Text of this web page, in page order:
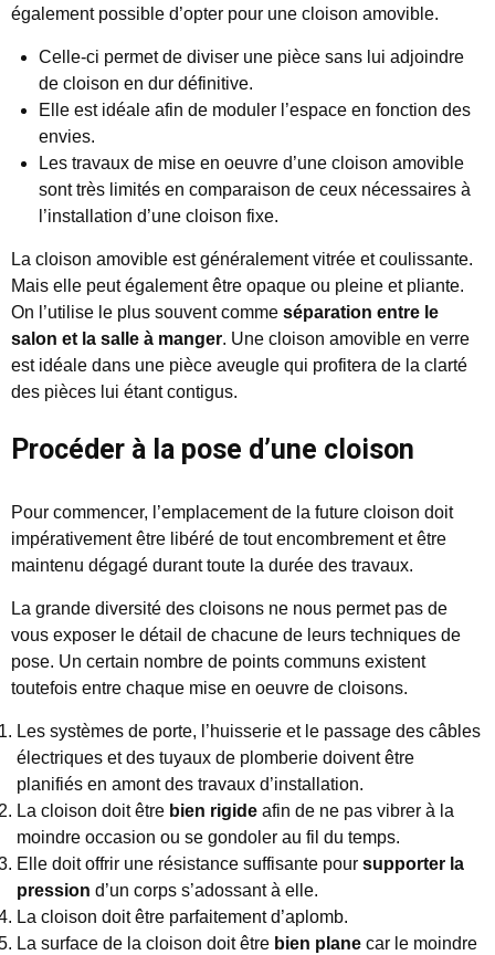
également possible d’opter pour une cloison amovible.
Celle-ci permet de diviser une pièce sans lui adjoindre
de cloison en dur définitive.
Elle est idéale afin de moduler l’espace en fonction des
envies.
Les travaux de mise en oeuvre d’une cloison amovible
sont très limités en comparaison de ceux nécessaires à
l’installation d’une cloison fixe.
La cloison amovible est généralement vitrée et coulissante.
Mais elle peut également être opaque ou pleine et pliante.
On l’utilise le plus souvent comme séparation entre le
salon et la salle à manger. Une cloison amovible en verre
est idéale dans une pièce aveugle qui profitera de la clarté
des pièces lui étant contigus.
Procéder à la pose d’une cloison
Pour commencer, l’emplacement de la future cloison doit
impérativement être libéré de tout encombrement et être
maintenu dégagé durant toute la durée des travaux.
La grande diversité des cloisons ne nous permet pas de
vous exposer le détail de chacune de leurs techniques de
pose. Un certain nombre de points communs existent
toutefois entre chaque mise en oeuvre de cloisons.
Les systèmes de porte, l’huisserie et le passage des câbles
électriques et des tuyaux de plomberie doivent être
planifiés en amont des travaux d’installation.
La cloison doit être bien rigide afin de ne pas vibrer à la
moindre occasion ou se gondoler au fil du temps.
Elle doit offrir une résistance suffisante pour supporter la
pression d’un corps s’adossant à elle.
La cloison doit être parfaitement d’aplomb.
La surface de la cloison doit être bien plane car le moindre